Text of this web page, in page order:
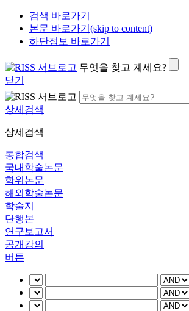
검색 바로가기
본문 바로가기(skip to content)
하단정보 바로가기
무엇을 찾고 계세요?
닫기
상세검색
상세검색
통합검색
국내학술논문
학위논문
해외학술논문
학술지
단행본
연구보고서
공개강의
버튼